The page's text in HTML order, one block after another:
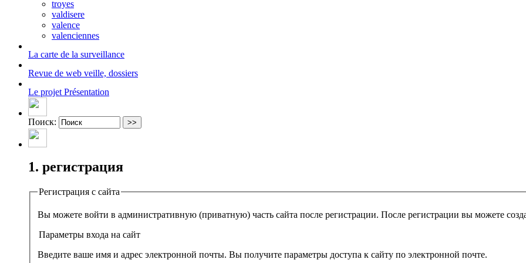
troyes
valdisere
valence
valenciennes
La carte de la surveillance
Revue de web veille, dossiers
Le projet Présentation
Поиск:
1. регистрация
Регистрация с сайта
Параметры входа на сайт
Введите ваше имя и адрес электронной почты. Вы получите параметры доступа к сайту по электронной почте.